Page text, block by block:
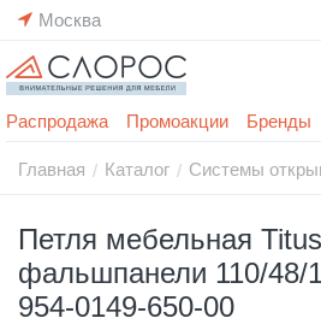
Москва
Распродажа Промоакции Бренды
Главная / Каталог / Системы
Петля мебельная
фальшпанели 110/48/
954-0149-650-00